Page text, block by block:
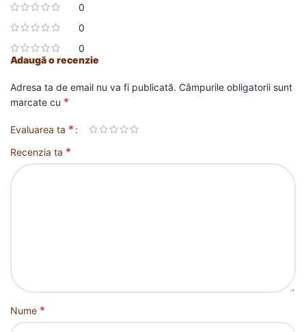
0
0
0
Adaugă o recenzie
Adresa ta de email nu va fi publicată. Câmpurile obligatorii sunt
marcate cu *
Evaluarea ta *
Recenzia ta *
Nume *